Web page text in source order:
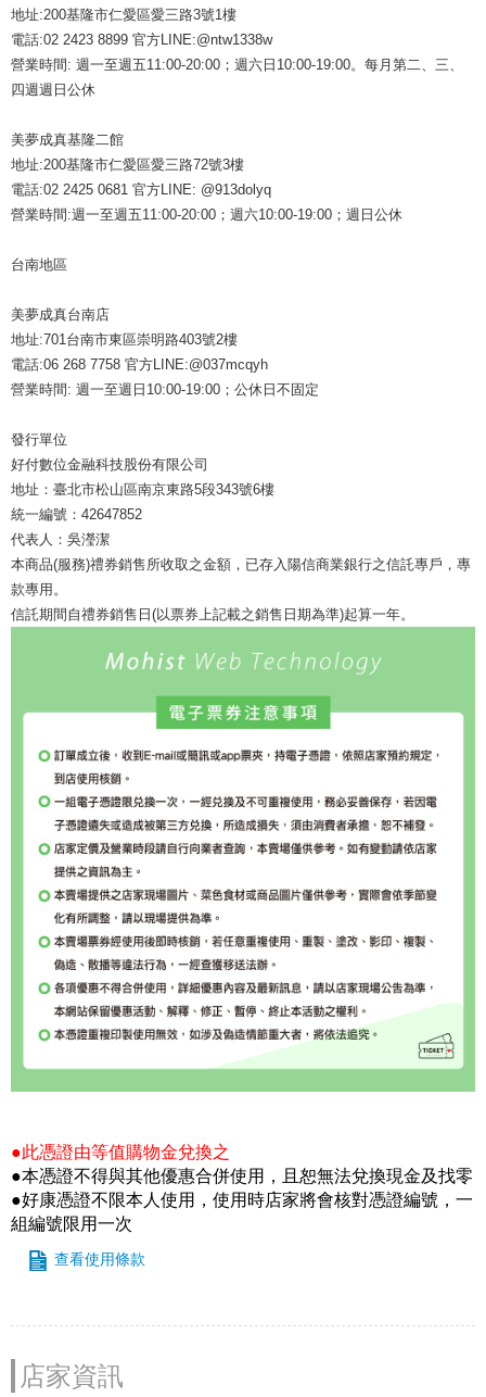
地址:200基隆市仁愛區愛三路3號1樓
電話:02 2423 8899 官方LINE:@ntw1338w
營業時間: 週一至週五11:00-20:00；週六日10:00-19:00。每月第二、三、
四週週日公休
美夢成真基隆二館
地址:200基隆市仁愛區愛三路72號3樓
電話:02 2425 0681 官方LINE: @913dolyq
營業時間:週一至週五11:00-20:00；週六10:00-19:00；週日公休
台南地區
美夢成真台南店
地址:701台南市東區崇明路403號2樓
電話:06 268 7758 官方LINE:@037mcqyh
營業時間: 週一至週日10:00-19:00；公休日不固定
發行單位
好付數位金融科技股份有限公司
地址：臺北市松山區南京東路5段343號6樓
統一編號：42647852
代表人：吳瀅潔
本商品(服務)禮券銷售所收取之金額，已存入陽信商業銀行之信託專戶，專
款專用。
信託期間自禮券銷售日(以票券上記載之銷售日期為準)起算一年。
●此憑證由等值購物金兌換之
●本憑證不得與其他優惠合併使用，且恕無法兌換現金及找零
●好康憑證不限本人使用，使用時店家將會核對憑證編號，一
組編號限用一次
查看使用條款
店家資訊